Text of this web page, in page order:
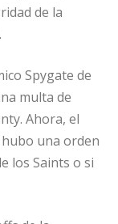
de la
Spygate de
multa de
Ahora, el
una orden
los Saints o si